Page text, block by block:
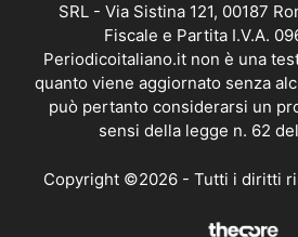
SRL - Via Sistina 121, 00187
Fiscale e Partita I.V.A.
Periodicoitaliano.it non è una
quanto viene aggiornato senza
può pertanto considerarsi un
sensi della legge n. 62
Copyright ©2026 - Tutti i diritti